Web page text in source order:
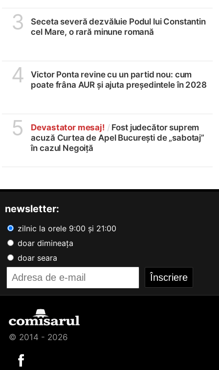
3
Seceta severă dezvăluie Podul lui Constantin
cel Mare, o rară minune romană
4
Victor Ponta revine cu un partid nou: cum
poate frâna AUR și ajuta președintele în 2028
5 Devastator mesaj! / Fost judecător suprem
acuză Curtea de Apel București de „sabotaj”
în cazul Negoiță
newsletter:
zilnic la orele 9:00 și 21:00
doar dimineața
doar seara
© 2014 - 2026